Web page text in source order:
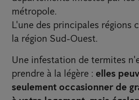
métropole.
L'une des principales régions
la région Sud-Ouest.
Une infestation de termites
prendre à la légère : elles
seulement occasionner de